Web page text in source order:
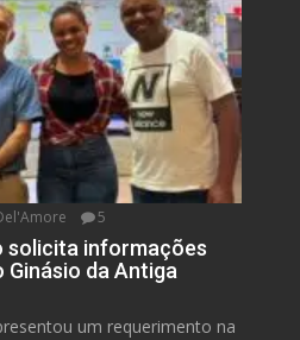
5
solicita informações
da Antiga
um requerimento na